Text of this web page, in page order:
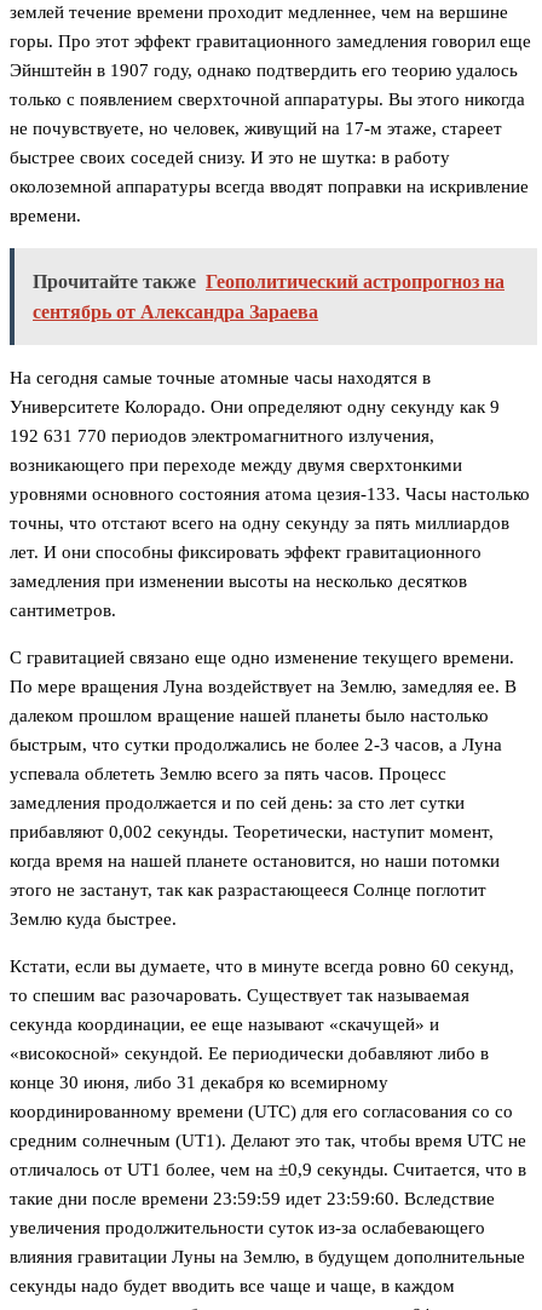
землей течение времени проходит медленнее, чем на вершине
горы. Про этот эффект гравитационного замедления говорил еще
Эйнштейн в 1907 году, однако подтвердить его теорию удалось
только с появлением сверхточной аппаратуры. Вы этого никогда
не почувствуете, но человек, живущий на 17-м этаже, стареет
быстрее своих соседей снизу. И это не шутка: в работу
околоземной аппаратуры всегда вводят поправки на искривление
времени.
Прочитайте также Геополитический астропрогноз на
сентябрь от Александра Зараева
На сегодня самые точные атомные часы находятся в
Университете Колорадо. Они определяют одну секунду как 9
192 631 770 периодов электромагнитного излучения,
возникающего при переходе между двумя сверхтонкими
уровнями основного состояния атома цезия-133. Часы настолько
точны, что отстают всего на одну секунду за пять миллиардов
лет. И они способны фиксировать эффект гравитационного
замедления при изменении высоты на несколько десятков
сантиметров.
С гравитацией связано еще одно изменение текущего времени.
По мере вращения Луна воздействует на Землю, замедляя ее. В
далеком прошлом вращение нашей планеты было настолько
быстрым, что сутки продолжались не более 2-3 часов, а Луна
успевала облететь Землю всего за пять часов. Процесс
замедления продолжается и по сей день: за сто лет сутки
прибавляют 0,002 секунды. Теоретически, наступит момент,
когда время на нашей планете остановится, но наши потомки
этого не застанут, так как разрастающееся Солнце поглотит
Землю куда быстрее.
Кстати, если вы думаете, что в минуте всегда ровно 60 секунд,
то спешим вас разочаровать. Существует так называемая
секунда координации, ее еще называют «скачущей» и
«високосной» секундой. Ее периодически добавляют либо в
конце 30 июня, либо 31 декабря ко всемирному
координированному времени (UTC) для его согласования со со
средним солнечным (UT1). Делают это так, чтобы время UTC не
отличалось от UT1 более, чем на ±0,9 секунды. Считается, что в
такие дни после времени 23:59:59 идет 23:59:60. Вследствие
увеличения продолжительности суток из-за ослабевающего
влияния гравитации Луны на Землю, в будущем дополнительные
секунды надо будет вводить все чаще и чаще, в каждом